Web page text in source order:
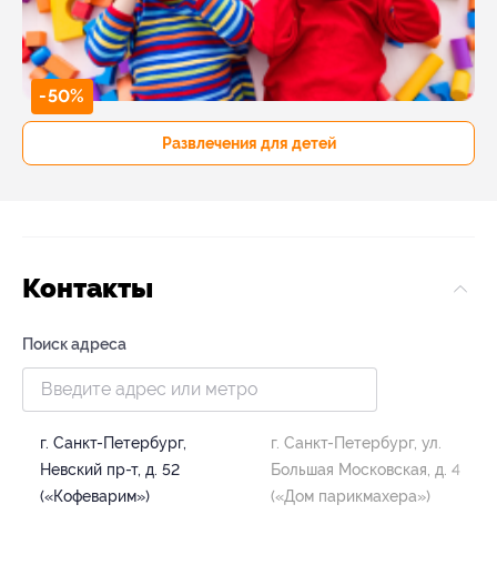
-50%
Развлечения для детей
Контакты
Поиск адреса
г. Санкт-Петербург,
Невский пр-т, д. 52
(«Кофеварим»)
г. Санкт-Петербург, ул.
Большая Московская, д. 4
(«Дом парикмахера»)